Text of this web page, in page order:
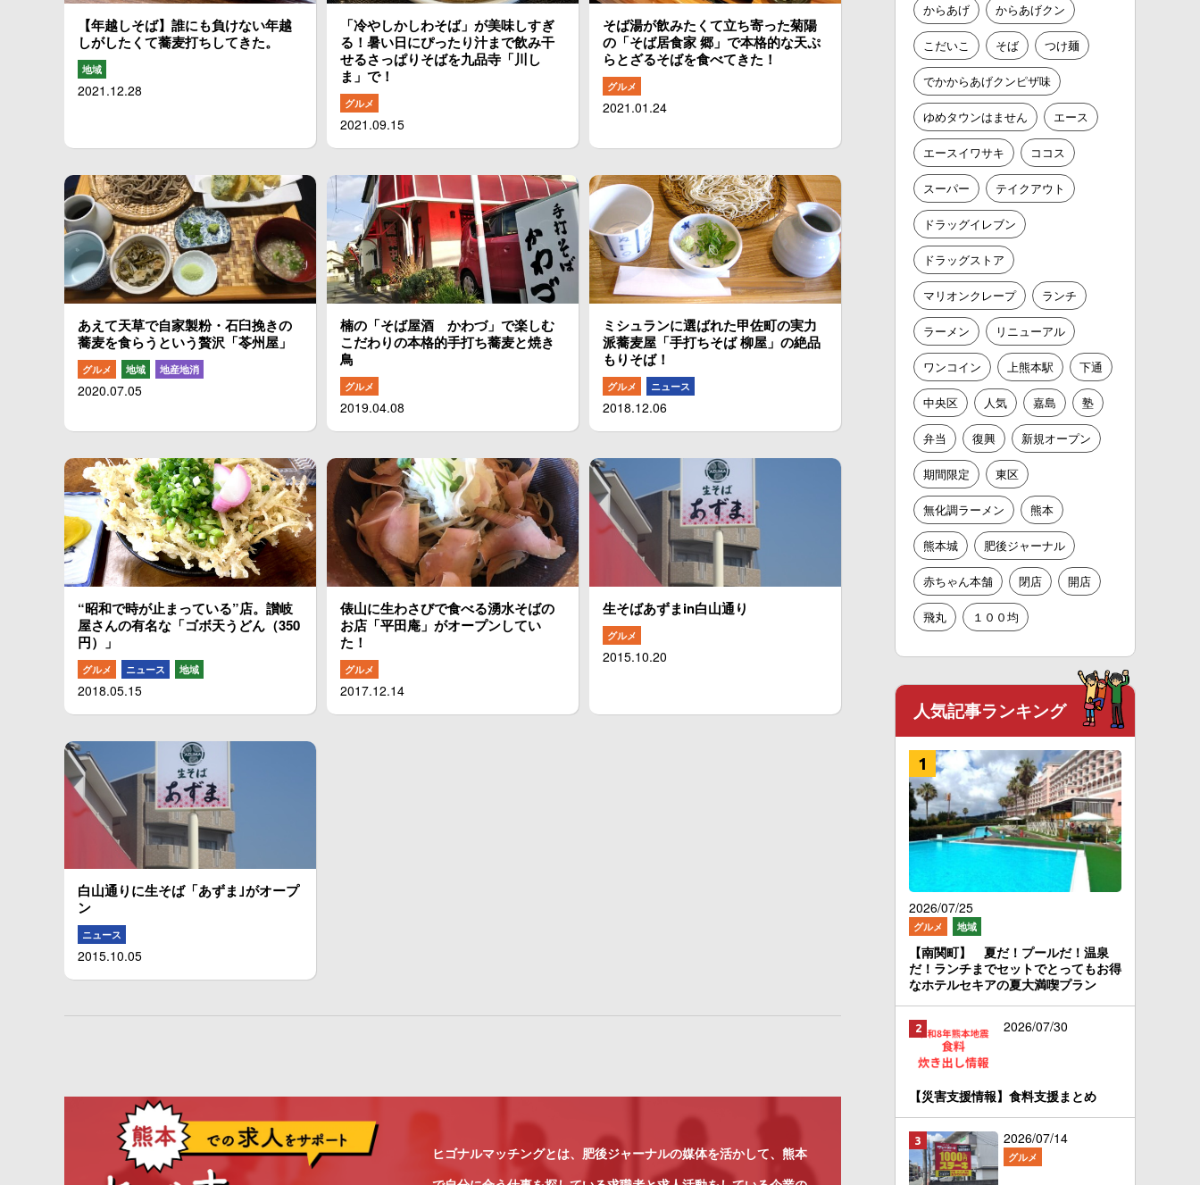
【年越しそば】誰にも負けない年越
しがしたくて蕎麦打ちしてきた。
地域
2021.12.28
「冷やしかしわそば」が美味しすぎ
る！暑い日にぴったり汁まで飲み干
せるさっぱりそばを九品寺「川し
ま」で！
グルメ
2021.09.15
そば湯が飲みたくて立ち寄った菊陽
の「そば居食家 郷」で本格的な天ぷ
らとざるそばを食べてきた！
グルメ
2021.01.24
あえて天草で自家製粉・石臼挽きの
蕎麦を食らうという贅沢「苓州屋」
グルメ 地域 地産地消
2020.07.05
楠の「そば屋酒 かわづ」で楽しむ
こだわりの本格的手打ち蕎麦と焼き
鳥
グルメ
2019.04.08
ミシュランに選ばれた甲佐町の実力
派蕎麦屋「手打ちそば 柳屋」の絶品
もりそば！
グルメ ニュース
2018.12.06
“昭和で時が止まっている”店。讃岐
屋さんの有名な「ゴボ天うどん（350
円）」
グルメ ニュース 地域
2018.05.15
俵山に生わさびで食べる湧水そばの
お店「平田庵」がオープンしてい
た！
グルメ
2017.12.14
生そばあずまin白山通り
グルメ
2015.10.20
白山通りに生そば「あずま｣がオープ
ン
ニュース
2015.10.05
ヒゴナルマッチングとは、肥後ジャーナルの媒体を活かして、熊本
からあげ からあげクン
こだいこ そば つけ麺
でかからあげクンピザ味
ゆめタウンはません エース
エースイワサキ ココス
スーパー テイクアウト
ドラッグイレブン
ドラッグストア
マリオンクレープ ランチ
ラーメン リニューアル
ワンコイン 上熊本駅 下通
中央区 人気 嘉島 塾
弁当 復興 新規オープン
期間限定 東区
無化調ラーメン 熊本
熊本城 肥後ジャーナル
赤ちゃん本舗 閉店 開店
飛丸 １００均
人気記事ランキング
2026/07/25
グルメ 地域
【南関町】 夏だ！プールだ！温泉
だ！ランチまでセットでとってもお得
なホテルセキアの夏大満喫プラン
2026/07/30
【災害支援情報】食料支援まとめ
2026/07/14
グルメ